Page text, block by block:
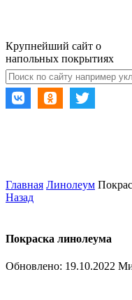
Крупнейший сайт о
напольных покрытиях
Главная Линолеум
Назад
Покраска линолеума
Обновлено: 19.10.2022